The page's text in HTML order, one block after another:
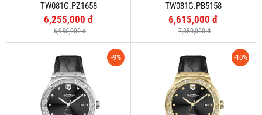
TW081G.PZ1658
6,255,000 đ
6,950,000 đ
TW081G.PB5158
6,615,000 đ
7,350,000 đ
-9% -10%